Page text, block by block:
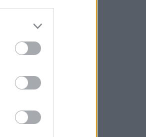
apo për